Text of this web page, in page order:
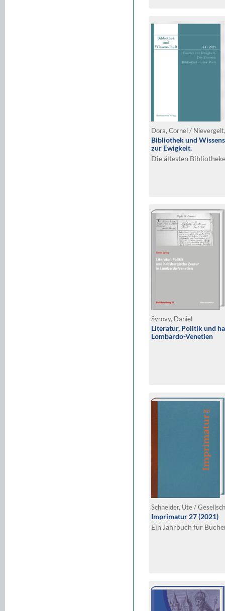
Dora, Cornel /
Bibliothek und
zur Ewigkeit.
Die ältesten
Syrovy, Daniel
Literatur, Politik und
Lombardo-Venetien
Schneider, Ute /
Imprimatur 27 (2021)
Ein Jahrbuch für